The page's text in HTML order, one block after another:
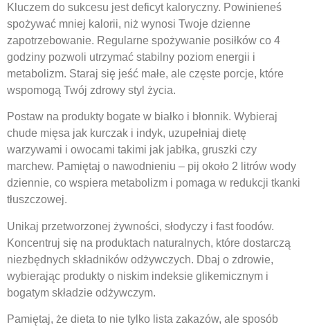
Kluczem do sukcesu jest deficyt kaloryczny. Powinieneś
spożywać mniej kalorii, niż wynosi Twoje dzienne
zapotrzebowanie. Regularne spożywanie posiłków co 4
godziny pozwoli utrzymać stabilny poziom energii i
metabolizm. Staraj się jeść małe, ale częste porcje, które
wspomogą Twój zdrowy styl życia.
Postaw na produkty bogate w białko i błonnik. Wybieraj
chude mięsa jak kurczak i indyk, uzupełniaj dietę
warzywami i owocami takimi jak jabłka, gruszki czy
marchew. Pamiętaj o nawodnieniu – pij około 2 litrów wody
dziennie, co wspiera metabolizm i pomaga w redukcji tkanki
tłuszczowej.
Unikaj przetworzonej żywności, słodyczy i fast foodów.
Koncentruj się na produktach naturalnych, które dostarczą
niezbędnych składników odżywczych. Dbaj o zdrowie,
wybierając produkty o niskim indeksie glikemicznym i
bogatym składzie odżywczym.
Pamiętaj, że dieta to nie tylko lista zakazów, ale sposób